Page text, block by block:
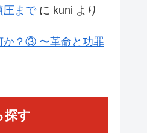
までに kuni より
か？③ 〜革命と功罪
探す